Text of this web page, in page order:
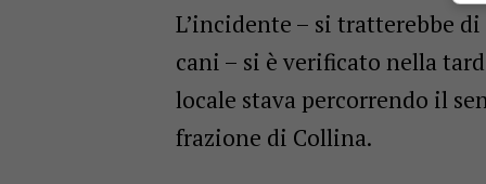
L’incidente – si tratterebbe
cani – si è verificato nella
locale stava percorrendo il
frazione di Collina.